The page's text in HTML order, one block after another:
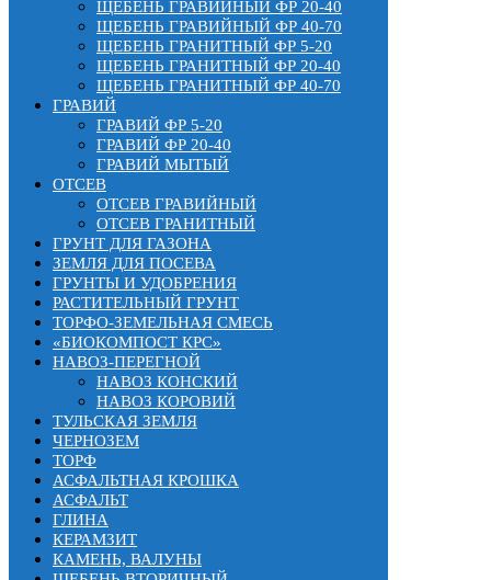
ЩЕБЕНЬ ГРАВИЙНЫЙ ФР 20-40
ЩЕБЕНЬ ГРАВИЙНЫЙ ФР 40-70
ЩЕБЕНЬ ГРАНИТНЫЙ ФР 5-20
ЩЕБЕНЬ ГРАНИТНЫЙ ФР 20-40
ЩЕБЕНЬ ГРАНИТНЫЙ ФР 40-70
ГРАВИЙ
ГРАВИЙ ФР 5-20
ГРАВИЙ ФР 20-40
ГРАВИЙ МЫТЫЙ
ОТСЕВ
ОТСЕВ ГРАВИЙНЫЙ
ОТСЕВ ГРАНИТНЫЙ
ГРУНТ ДЛЯ ГАЗОНА
ЗЕМЛЯ ДЛЯ ПОСЕВА
ГРУНТЫ И УДОБРЕНИЯ
РАСТИТЕЛЬНЫЙ ГРУНТ
ТОРФО-ЗЕМЕЛЬНАЯ СМЕСЬ
«БИОКОМПОСТ КРС»
НАВОЗ-ПЕРЕГНОЙ
НАВОЗ КОНСКИЙ
НАВОЗ КОРОВИЙ
ТУЛЬСКАЯ ЗЕМЛЯ
ЧЕРНОЗЕМ
ТОРФ
АСФАЛЬТНАЯ КРОШКА
АСФАЛЬТ
ГЛИНА
КЕРАМЗИТ
КАМЕНЬ, ВАЛУНЫ